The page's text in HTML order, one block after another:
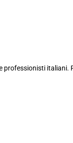
professionisti italiani.